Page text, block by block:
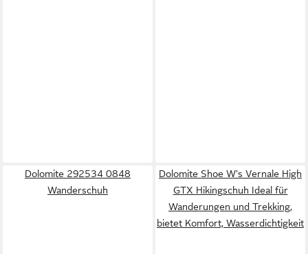
Dolomite 292534 0848
Wanderschuh
Dolomite Shoe W's Vernale High
GTX Hikingschuh Ideal für
Wanderungen und Trekking,
bietet Komfort, Wasserdichtigkeit